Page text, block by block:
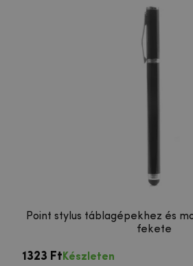
Point stylus táblagépekhez és
fekete
1323 Ft Készleten